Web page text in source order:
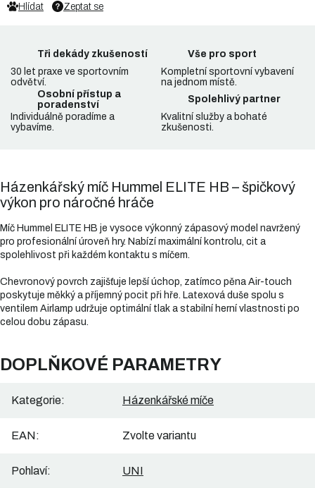
Zeptat se
Hlídat
Tři dekády zkušeností
30 let praxe ve sportovním
odvětví.
Vše pro sport
Kompletní sportovní vybavení
na jednom místě.
Osobní přístup a
poradenství
Individuálně poradíme a
vybavíme.
Spolehlivý partner
Kvalitní služby a bohaté
zkušenosti.
Házenkářský míč Hummel ELITE HB – špičkový
výkon pro náročné hráče
Míč Hummel ELITE HB je vysoce výkonný zápasový model navržený
pro profesionální úroveň hry. Nabízí maximální kontrolu, cit a
spolehlivost při každém kontaktu s míčem.
Chevronový povrch zajišťuje lepší úchop, zatímco pěna Air-touch
poskytuje měkký a příjemný pocit při hře. Latexová duše spolu s
ventilem Airlamp udržuje optimální tlak a stabilní herní vlastnosti po
celou dobu zápasu.
DOPLŇKOVÉ PARAMETRY
Kategorie: Házenkářské míče
EAN: Zvolte variantu
Pohlaví: UNI